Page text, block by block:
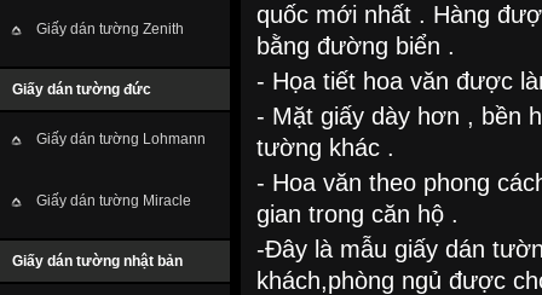
Giấy dán tường Zenith
Giấy dán tường đức
Giấy dán tường Lohmann
Giấy dán tường Miracle
Giấy dán tường nhật bản
quốc mới nhất . Hàng
bằng đường biển .
- Họa tiết hoa văn được
- Mặt giấy dày hơn , bền
tường khác .
- Hoa văn theo phong
gian trong căn hộ .
-Đây là mẫu giấy dán
khách,phòng ngủ được